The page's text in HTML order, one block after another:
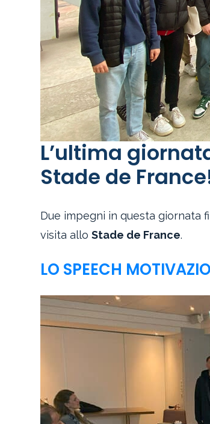
L’ultima
Stade de
Due impegni in questa giornata
visita alloStade de France.
LO SPEECH